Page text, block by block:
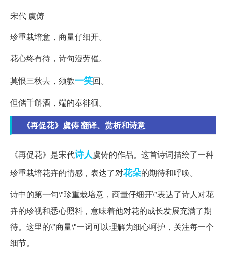
宋代 虞俦
珍重栽培意，商量仔细开。
花心终有待，诗句漫劳催。
莫恨三秋去，须教一笑回。
但储千斛酒，端的奉徘徊。
《再促花》虞俦 翻译、赏析和诗意
《再促花》是宋代诗人虞俦的作品。这首诗词描绘了一种
珍重栽培花卉的情感，表达了对花朵的期待和呼唤。
诗中的第一句\"珍重栽培意，商量仔细开\"表达了诗人对花
卉的珍视和悉心照料，意味着他对花的成长发展充满了期
待。这里的\"商量\"一词可以理解为细心呵护，关注每一个
细节。